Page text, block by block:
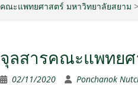
คณะแพทยศาสตร์ มหาวิทยาลัยสยาม >
จุลสารคณะแพทยศ
02/11/2020 Ponchanok